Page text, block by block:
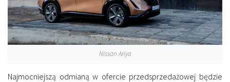
Nissan Ariya
Najmocniejszą odmianą w ofercie przedsprzedażowej będzie